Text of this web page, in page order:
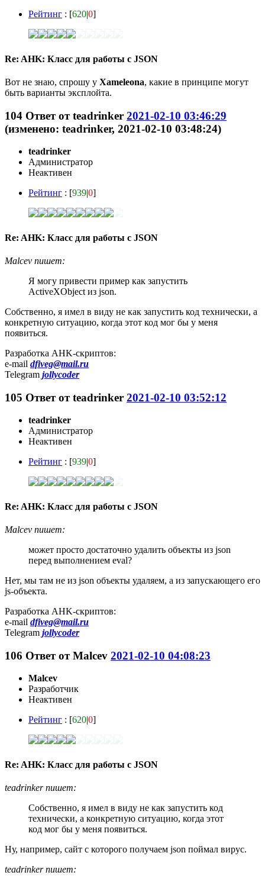
Рейтинг : [620|0]
Re: AHK: Класс для работы с JSON
Вот не знаю, спрошу у Xameleona, какие в принципе могут
быть варианты эксплойта.
104 Ответ отteadrinker 2021-02-10 03:46:29
(изменено: teadrinker, 2021-02-10 03:48:24)
teadrinker
Администратор
Неактивен
Рейтинг : [939|0]
Re: AHK: Класс для работы с JSON
Malcev пишет:
Я могу привести пример как запустить
ActiveXObject из json.
Собственно, я имел в виду не как запустить код технически, а
конкретную ситуацию, когда этот код мог бы у меня
появиться.
Разработка AHK-скриптов:
e-mail dfiveg@mail.ru
Telegram jollycoder
105 Ответ отteadrinker 2021-02-10 03:52:12
teadrinker
Администратор
Неактивен
Рейтинг : [939|0]
Re: AHK: Класс для работы с JSON
Malcev пишет:
может просто достаточно удалить объекты из json
перед выполнением eval?
Нет, мы там не из json объекты удаляем, а из запускающего его
js-объекта.
Разработка AHK-скриптов:
e-mail dfiveg@mail.ru
Telegram jollycoder
106 Ответ отMalcev 2021-02-10 04:08:23
Malcev
Разработчик
Неактивен
Рейтинг : [620|0]
Re: AHK: Класс для работы с JSON
teadrinker пишет:
Собственно, я имел в виду не как запустить код
технически, а конкретную ситуацию, когда этот
код мог бы у меня появиться.
Ну, например, сайт с которого получаем json поймал вирус.
teadrinker пишет: